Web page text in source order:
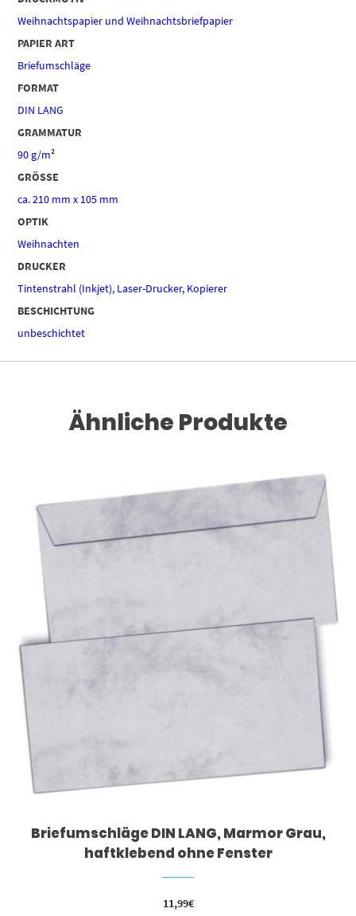
Weihnachtspapier und Weihnachtsbriefpapier
PAPIER ART
Briefumschläge
FORMAT
DIN LANG
GRAMMATUR
90 g/m²
GRÖSSE
ca. 210 mm x 105 mm
OPTIK
Weihnachten
DRUCKER
Tintenstrahl (Inkjet), Laser-Drucker, Kopierer
BESCHICHTUNG
unbeschichtet
Ähnliche Produkte
Briefumschläge DIN LANG, Marmor Grau,
haftklebend ohne Fenster
11,99€